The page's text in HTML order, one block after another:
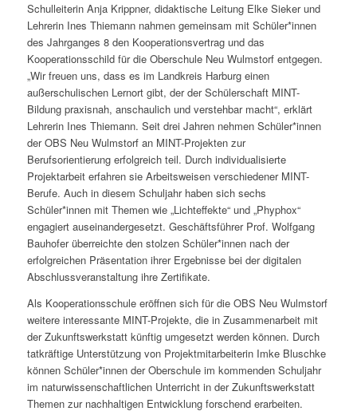
Schulleiterin Anja Krippner, didaktische Leitung Elke Sieker und
Lehrerin Ines Thiemann nahmen gemeinsam mit Schüler*innen
des Jahrganges 8 den Kooperationsvertrag und das
Kooperationsschild für die Oberschule Neu Wulmstorf entgegen.
„Wir freuen uns, dass es im Landkreis Harburg einen
außerschulischen Lernort gibt, der der Schülerschaft MINT-
Bildung praxisnah, anschaulich und verstehbar macht“, erklärt
Lehrerin Ines Thiemann. Seit drei Jahren nehmen Schüler*innen
der OBS Neu Wulmstorf an MINT-Projekten zur
Berufsorientierung erfolgreich teil. Durch individualisierte
Projektarbeit erfahren sie Arbeitsweisen verschiedener MINT-
Berufe. Auch in diesem Schuljahr haben sich sechs
Schüler*innen mit Themen wie „Lichteffekte“ und „Phyphox“
engagiert auseinandergesetzt. Geschäftsführer Prof. Wolfgang
Bauhofer überreichte den stolzen Schüler*innen nach der
erfolgreichen Präsentation ihrer Ergebnisse bei der digitalen
Abschlussveranstaltung ihre Zertifikate.
Als Kooperationsschule eröffnen sich für die OBS Neu Wulmstorf
weitere interessante MINT-Projekte, die in Zusammenarbeit mit
der Zukunftswerkstatt künftig umgesetzt werden können. Durch
tatkräftige Unterstützung von Projektmitarbeiterin Imke Bluschke
können Schüler*innen der Oberschule im kommenden Schuljahr
im naturwissenschaftlichen Unterricht in der Zukunftswerkstatt
Themen zur nachhaltigen Entwicklung forschend erarbeiten.